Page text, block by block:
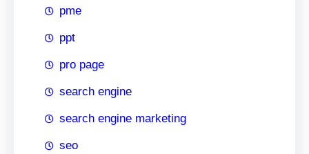
pme
ppt
pro page
search engine
search engine marketing
seo